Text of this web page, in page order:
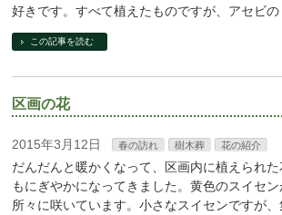
好きです。すべて植えたものですが、アセビの
この記事を読む
区画の花
2015年3月12日 春の訪れ 樹木葬 花の紹介
だんだんと暖かくなって、区画内に植えられた
もにぎやかになってきました。黄色のスイセン
所々に咲いています。小さなスイセンですが、